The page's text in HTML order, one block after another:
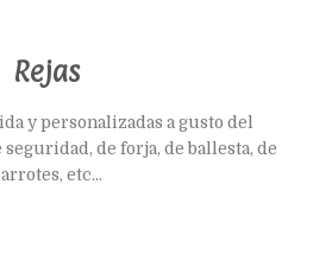
Rejas
y personalizadas a gusto del
de forja, de ballesta, de
etc...